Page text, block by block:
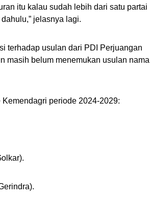
itu kalau sudah lebih dari satu partai
jelasnya lagi.
terhadap usulan dari PDI Perjuangan
masih belum menemukan usulan nama
periode 2024-2029: